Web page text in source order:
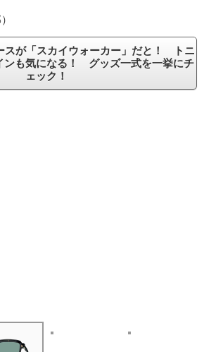
スが「スカイウォーカー」だと！ トニ
ンも気になる！ グッズ一式を一挙にチ
ェック！